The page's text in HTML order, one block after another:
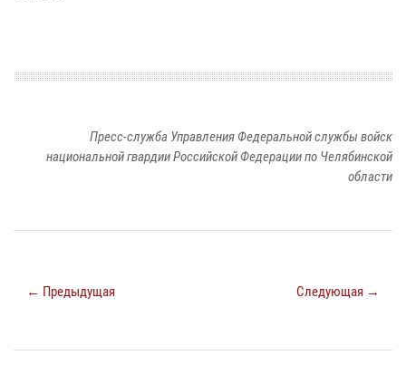
Пресс-служба Управления Федеральной службы войск
национальной гвардии Российской Федерации по Челябинской
области
← Предыдущая Следующая →